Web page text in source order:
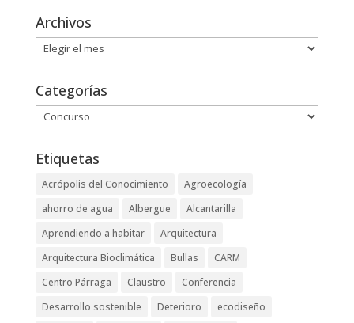
Archivos
Archivos
Categorías
Categorías
Etiquetas
Acrópolis del Conocimiento
Agroecología
ahorro de agua
Albergue
Alcantarilla
Aprendiendo a habitar
Arquitectura
Arquitectura Bioclimática
Bullas
CARM
Centro Párraga
Claustro
Conferencia
Desarrollo sostenible
Deterioro
ecodiseño